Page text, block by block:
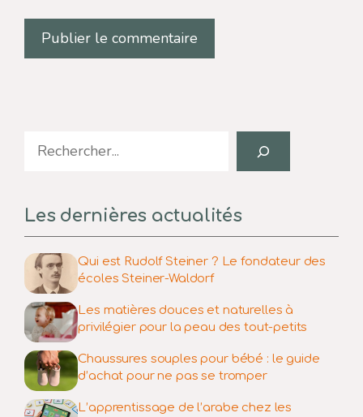
Search
Les dernières actualités
Qui est Rudolf Steiner ? Le fondateur des
écoles Steiner-Waldorf
Les matières douces et naturelles à
privilégier pour la peau des tout-petits
Chaussures souples pour bébé : le guide
d’achat pour ne pas se tromper
L’apprentissage de l’arabe chez les